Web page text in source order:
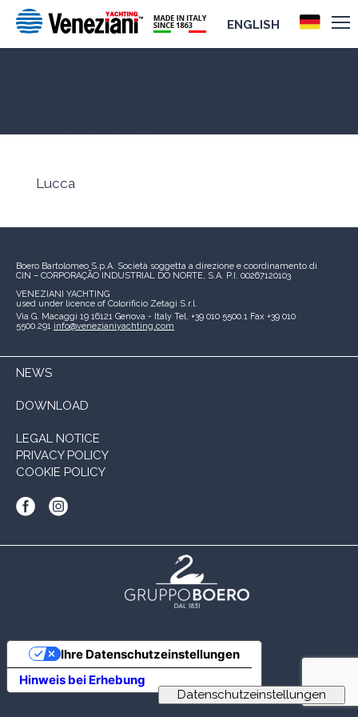
ENGLISH
Lucca
Boero Bartolomeo S.p.A. Società soggetta a direzione e coordinamento di
CIN – CORPORAÇÃO INDUSTRIAL DO NORTE, S.A. P.I. 00267120103
VENEZIANI YACHTING
used under licence of Colorificio Zetagi S.r.l.
Via G. Macaggi 19 16121 Genova - Italy Tel. +39 010 5500.1 Fax +39 010
5500.291 info@venezianiyachting.com
NEWS
DOWNLOAD
LEGAL NOTICE
PRIVACY POLICY
COOKIE POLICY
Hinweis bei Erhebung
Ihre Datenschutzeinstellungen